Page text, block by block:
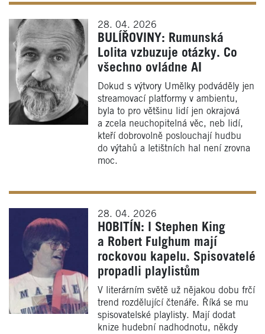
28. 04. 2026
BULÍŘOVINY: Rumunská
Lolita vzbuzuje otázky. Co
všechno ovládne AI
Dokud s výtvory Umělky podváděly jen
streamovací platformy v ambientu,
byla to pro většinu lidí jen okrajová
a zcela neuchopitelná věc, neb lidí,
kteří dobrovolně poslouchají hudbu
do výtahů a letištních hal není zrovna
moc.
28. 04. 2026
HOBITÍN: I Stephen King
a Robert Fulghum mají
rockovou kapelu. Spisovatelé
propadli playlistům
V literárním světě už nějakou dobu frčí
trend rozdělující čtenáře. Říká se mu
spisovatelské playlisty. Mají dodat
knize hudební nadhodnotu, někdy